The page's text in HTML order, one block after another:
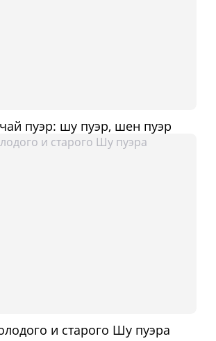
пуэр: шу пуэр, шен пуэр
и старого Шу пуэра